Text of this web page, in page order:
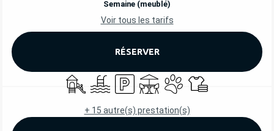
Semaine (meublé)
Voir tous les tarifs
RÉSERVER
Jeux pour enfants / Espace jeux
PiscineParkingTerrasseAnimaux acceptés
Draps et linge
+ 15 autre(s) prestation(s)